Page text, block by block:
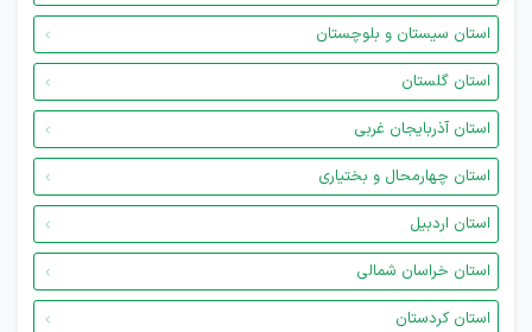
استان سیستان و بلوچستان
استان گلستان
استان آذربایجان غربی
استان چهارمحال و بختیاری
استان اردبیل
استان خراسان شمالی
استان کردستان